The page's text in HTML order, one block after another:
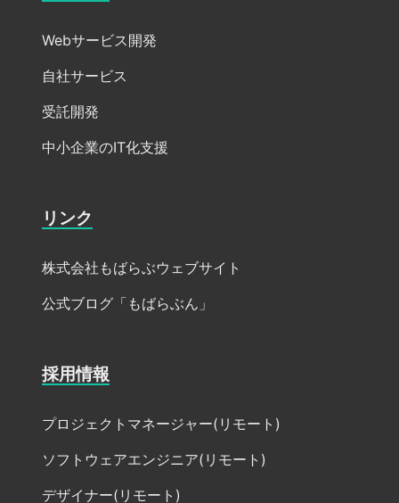
Webサービス開発
自社サービス
受託開発
中小企業のIT化支援
リンク
株式会社もばらぶウェブサイト
公式ブログ「もばらぶん」
採用情報
プロジェクトマネージャー(リモート)
ソフトウェアエンジニア(リモート)
デザイナー(リモート)